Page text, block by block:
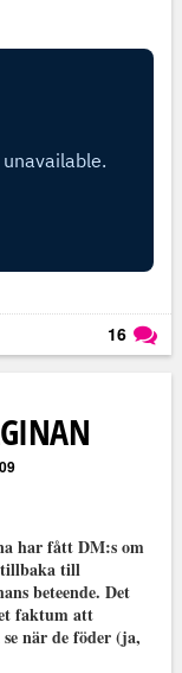
16
har fått DM:s om
tillbaka till
beteende. Det
faktum att
när de föder (ja,